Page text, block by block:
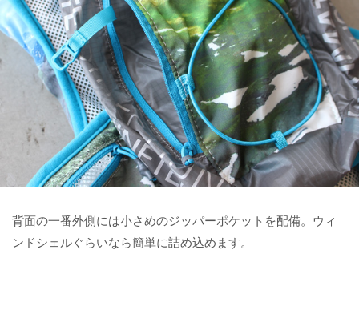
背面の一番外側には小さめのジッパーポケットを配備。ウィ
ンドシェルぐらいなら簡単に詰め込めます。